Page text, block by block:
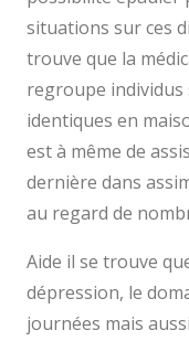
situations sur ces
trouve que la
regroupe
identiques en
est à même de
dernière dans
au regard de
Aide il se trouve
dépression, le
journées mais